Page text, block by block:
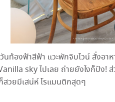
นท้องฟ้าสีฟ้า แวะพักจิบไวน์ สั่งอา
sky ไปเลย ถ่ายยังไงก็ปัง! ส่
สวยมีเสน่ห์ โรแมนติกสุดๆ